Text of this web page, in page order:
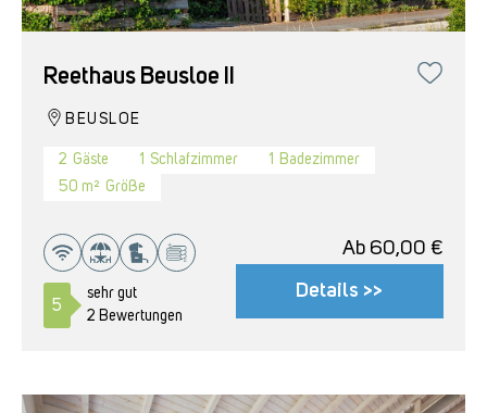
Reethaus Beusloe II
BEUSLOE
2 Gäste 1 Schlafzimmer 1
Badezimmer
50 m² Größe
5
sehr gut
2 Bewertungen
Ab 60,00 €
Details >>